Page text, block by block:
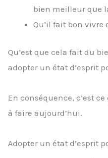
bien meilleur que
Qu’il fait bon vivre
Qu’est que cela fait du
adopter un état d’esprit
En conséquence, c’est
à faire aujourd’hui.
Adopter un état d’esprit